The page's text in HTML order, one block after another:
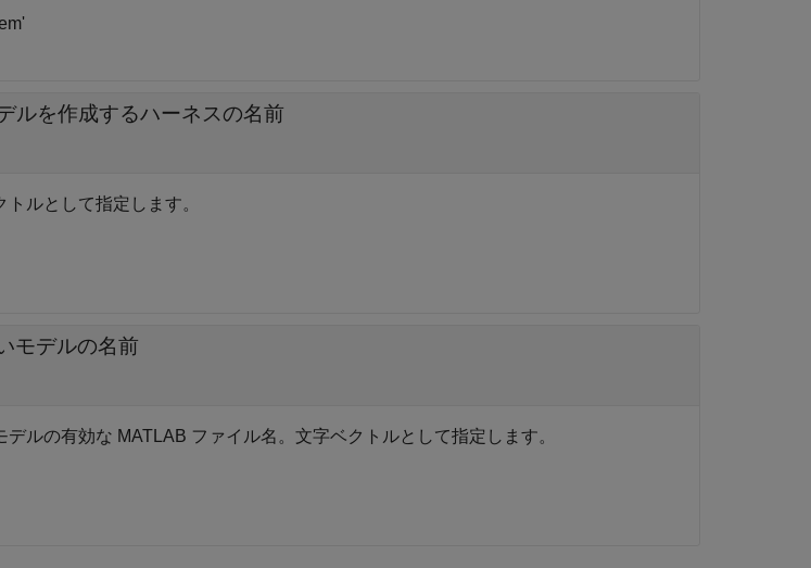
ルを作成するハーネスの名前
ルとして指定します。
モデルの名前
ルの有効な MATLAB ファイル名。文字ベクトルとして指定します。